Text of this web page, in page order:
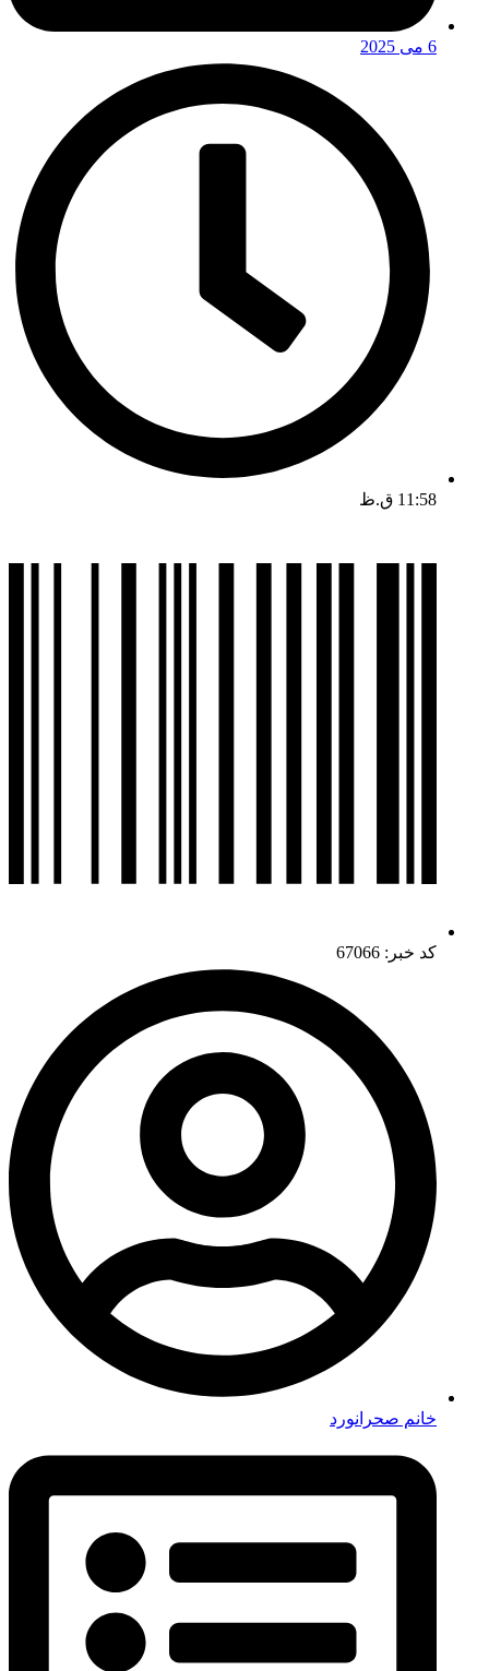
6 می 2025
11:58 ق.ظ
کد خبر: 67066
خانم صحرانورد